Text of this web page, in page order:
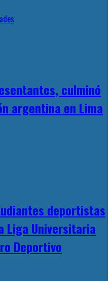
culminó
argentina en Lima
deportistas
Liga Universitaria
Deportivo